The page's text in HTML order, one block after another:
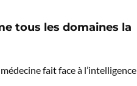
tous les domaines la
fait face à l’intelligence